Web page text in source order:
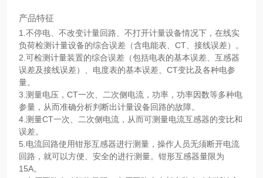
产品特征
1.不停电、不改变计量回路、不打开计量设备情况下，在线实
负荷检测计量设备的综合误差（含电能表、CT、接线误差）。
2.可检测计量装置的综合误差（包括电表的基本误差、互感器
误差及接线误差）、电度表的基本误差、CT变比及各种电参
量。
3.测量电压，CT一次、二次侧电流，功率，功率因数等多种电
参量，从而准确分析判断出计量设备回路的故障。
4.测量CT一次、二次侧电流，从而可测量电流互感器的变比和
误差。
5.电流回路使用钳形互感器进行测量，操作人员无须断开电流
回路，就可以方便、安全的进行测量。钳形互感器量限为
15A。